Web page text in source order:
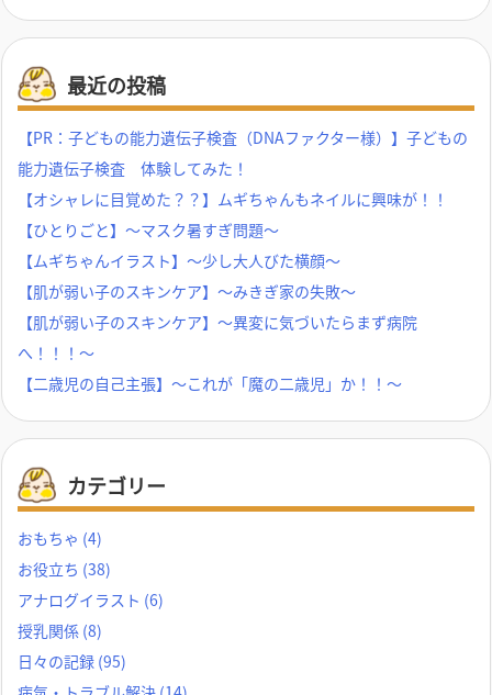
最近の投稿
【PR：子どもの能力遺伝子検査（DNAファクター様）】子どもの
能力遺伝子検査 体験してみた！
【オシャレに目覚めた？？】ムギちゃんもネイルに興味が！！
【ひとりごと】～マスク暑すぎ問題～
【ムギちゃんイラスト】～少し大人びた横顔～
【肌が弱い子のスキンケア】～みきぎ家の失敗～
【肌が弱い子のスキンケア】～異変に気づいたらまず病院
へ！！！～
【二歳児の自己主張】～これが「魔の二歳児」か！！～
カテゴリー
おもちゃ (4)
お役立ち (38)
アナログイラスト (6)
授乳関係 (8)
日々の記録 (95)